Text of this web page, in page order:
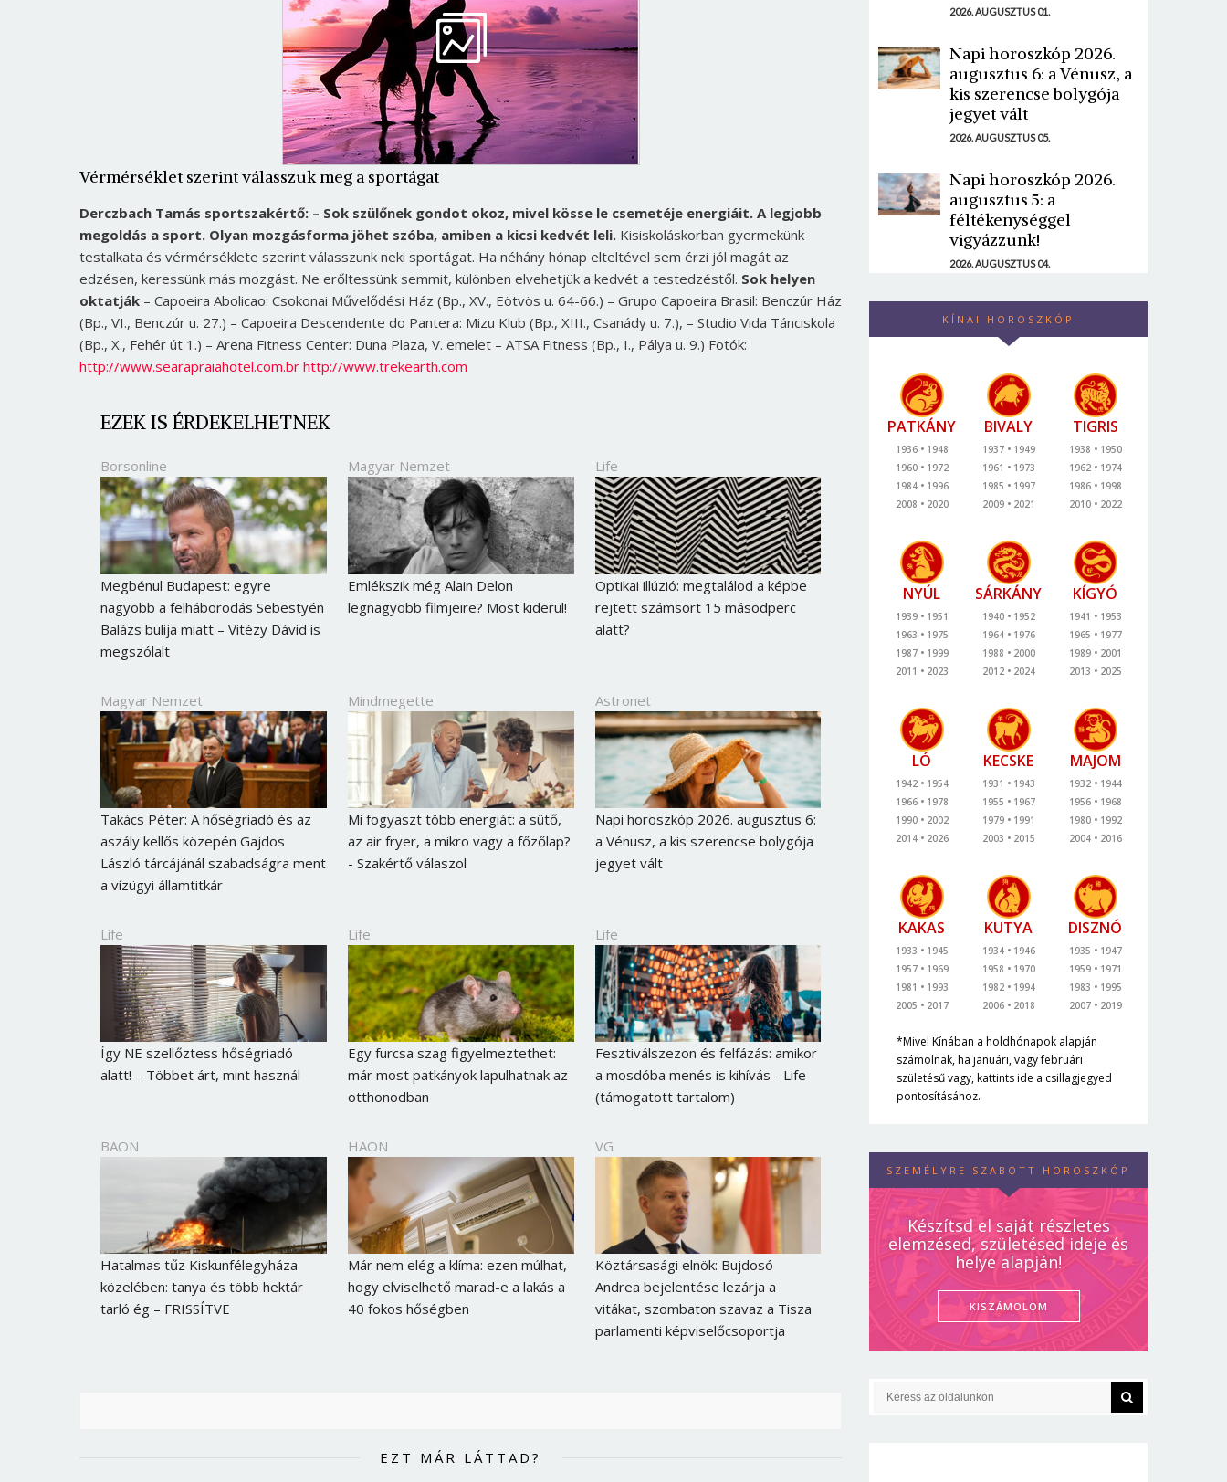
Vérmérséklet szerint válasszuk meg a sportágat
Derczbach Tamás sportszakértő: – Sok szülőnek gondot okoz, mivel kösse le csemetéje energiáit. A legjobb
megoldás a sport. Olyan mozgásforma jöhet szóba, amiben a kicsi kedvét leli. Kisiskoláskorban gyermekünk
testalkata és vérmérséklete szerint válasszunk neki sportágat. Ha néhány hónap elteltével sem érzi jól magát az
edzésen, keressünk más mozgást. Ne erőltessünk semmit, különben elvehetjük a kedvét a testedzéstől. Sok helyen
oktatják – Capoeira Abolicao: Csokonai Művelődési Ház (Bp., XV., Eötvös u. 64-66.) – Grupo Capoeira Brasil: Benczúr Ház
(Bp., VI., Benczúr u. 27.) – Capoeira Descendente do Pantera: Mizu Klub (Bp., XIII., Csanády u. 7.), – Studio Vida Tánciskola
(Bp., X., Fehér út 1.) – Arena Fitness Center: Duna Plaza, V. emelet – ATSA Fitness (Bp., I., Pálya u. 9.) Fotók:
http://www.searapraiahotel.com.br http://www.trekearth.com
EZEK IS ÉRDEKELHETNEK
Borsonline
Megbénul Budapest: egyre
nagyobb a felháborodás Sebestyén
Balázs bulija miatt – Vitézy Dávid is
megszólalt
Magyar Nemzet
Emlékszik még Alain Delon
legnagyobb filmjeire? Most kiderül!
Life
Optikai illúzió: megtalálod a képbe
rejtett számsort 15 másodperc
alatt?
Magyar Nemzet
Takács Péter: A hőségriadó és az
aszály kellős közepén Gajdos
László tárcájánál szabadságra ment
a vízügyi államtitkár
Mindmegette
Mi fogyaszt több energiát: a sütő,
az air fryer, a mikro vagy a főzőlap?
- Szakértő válaszol
Astronet
Napi horoszkóp 2026. augusztus 6:
a Vénusz, a kis szerencse bolygója
jegyet vált
Life
Így NE szellőztess hőségriadó
alatt! – Többet árt, mint használ
Life
Egy furcsa szag figyelmeztethet:
már most patkányok lapulhatnak az
otthonodban
Life
Fesztiválszezon és felfázás: amikor
a mosdóba menés is kihívás - Life
(támogatott tartalom)
BAON
Hatalmas tűz Kiskunfélegyháza
közelében: tanya és több hektár
tarló ég – FRISSÍTVE
HAON
Már nem elég a klíma: ezen múlhat,
hogy elviselhető marad-e a lakás a
40 fokos hőségben
VG
Köztársasági elnök: Bujdosó
Andrea bejelentése lezárja a
vitákat, szombaton szavaz a Tisza
parlamenti képviselőcsoportja
EZT MÁR LÁTTAD?
2026. AUGUSZTUS 01.
Napi horoszkóp 2026.
augusztus 6: a Vénusz, a
kis szerencse bolygója
jegyet vált
2026. AUGUSZTUS 05.
Napi horoszkóp 2026.
augusztus 5: a
féltékenységgel
vigyázzunk!
2026. AUGUSZTUS 04.
KÍNAI HOROSZKÓP
PATKÁNY
1936
1948
1960
1972
1984
1996
2008
2020
BIVALY
1937
1949
1961
1973
1985
1997
2009
2021
TIGRIS
1938
1950
1962
1974
1986
1998
2010
2022
NYÚL
1939
1951
1963
1975
1987
1999
2011
2023
SÁRKÁNY
1940
1952
1964
1976
1988
2000
2012
2024
KÍGYÓ
1941
1953
1965
1977
1989
2001
2013
2025
LÓ
1942
1954
1966
1978
1990
2002
2014
2026
KECSKE
1931
1943
1955
1967
1979
1991
2003
2015
MAJOM
1932
1944
1956
1968
1980
1992
2004
2016
KAKAS
1933
1945
1957
1969
1981
1993
2005
2017
KUTYA
1934
1946
1958
1970
1982
1994
2006
2018
DISZNÓ
1935
1947
1959
1971
1983
1995
2007
2019
*Mivel Kínában a holdhónapok alapján
számolnak, ha januári, vagy februári
születésű vagy, kattints ide a csillagjegyed
pontosításához.
SZEMÉLYRE SZABOTT HOROSZKÓP
Készítsd el saját részletes
elemzésed, születésed ideje és
helye alapján!
KISZÁMOLOM
Borsonline bejelentkezés
Jelszó
Mégse Bejelentkezés